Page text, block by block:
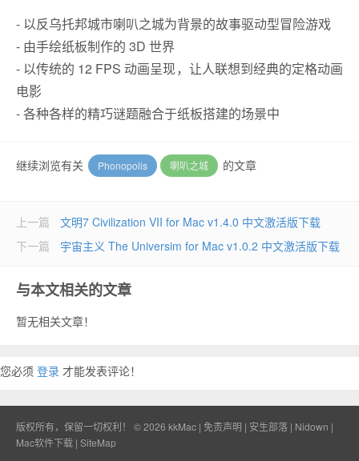
- 以反乌托邦城市喇叭之城为背景的故事驱动型冒险游戏
- 由手绘纸板制作的 3D 世界
- 以传统的 12 FPS 动画呈现，让人联想到经典的定格动画
电影
- 各种各样的精巧谜题融合于纸板搭建的场景中
继续浏览有关 Phonopolis 喇叭之城 的文章
上一篇
文明7 Civilization VII for Mac v1.4.0 中文激活版下载
宇宙主义 The Universim for Mac v1.0.2 中文激活版下载
下一篇
与本文相关的文章
暂无相关文章！
您必须 登录 才能发表评论！
版权所有，保留一切权利！ © 2026 kkMac | 免责声明 | 安生部落 | Nidown |
Mac软件下载 | SiteMap